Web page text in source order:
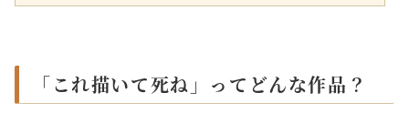
「これ描いて死ね」ってどんな作品？